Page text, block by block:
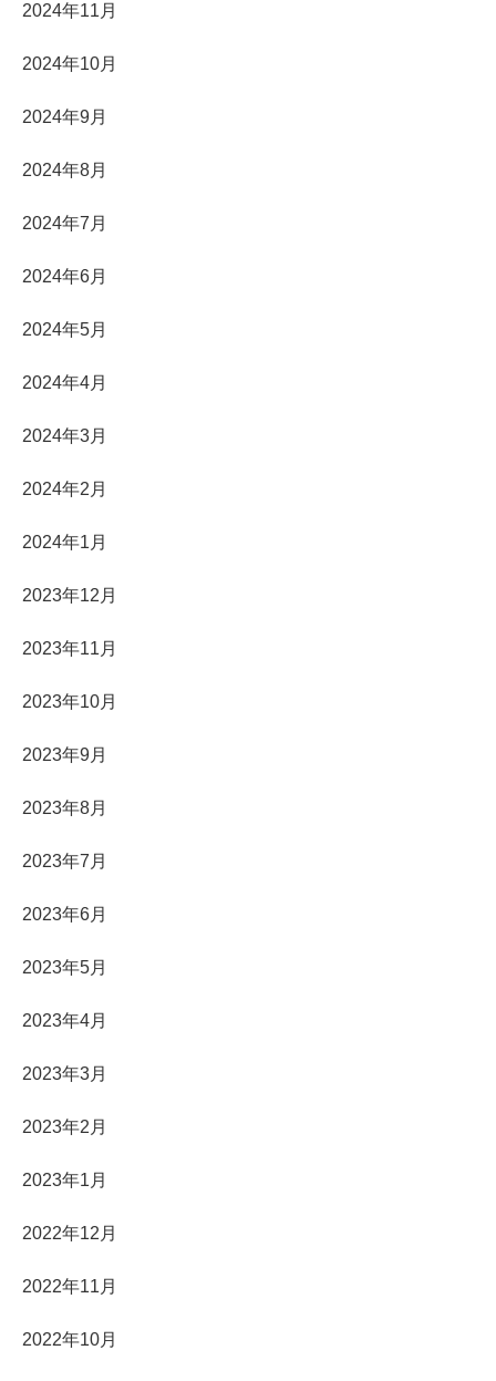
2024年11月
2024年10月
2024年9月
2024年8月
2024年7月
2024年6月
2024年5月
2024年4月
2024年3月
2024年2月
2024年1月
2023年12月
2023年11月
2023年10月
2023年9月
2023年8月
2023年7月
2023年6月
2023年5月
2023年4月
2023年3月
2023年2月
2023年1月
2022年12月
2022年11月
2022年10月